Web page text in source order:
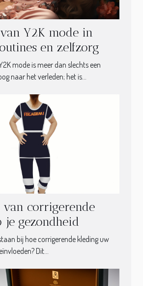
Y2K mode in
en zelfzorg
mode is meer dan slechts een
naar het verleden; het is...
van corrigerende
je gezondheid
bij hoe corrigerende kleding uw
Dit...